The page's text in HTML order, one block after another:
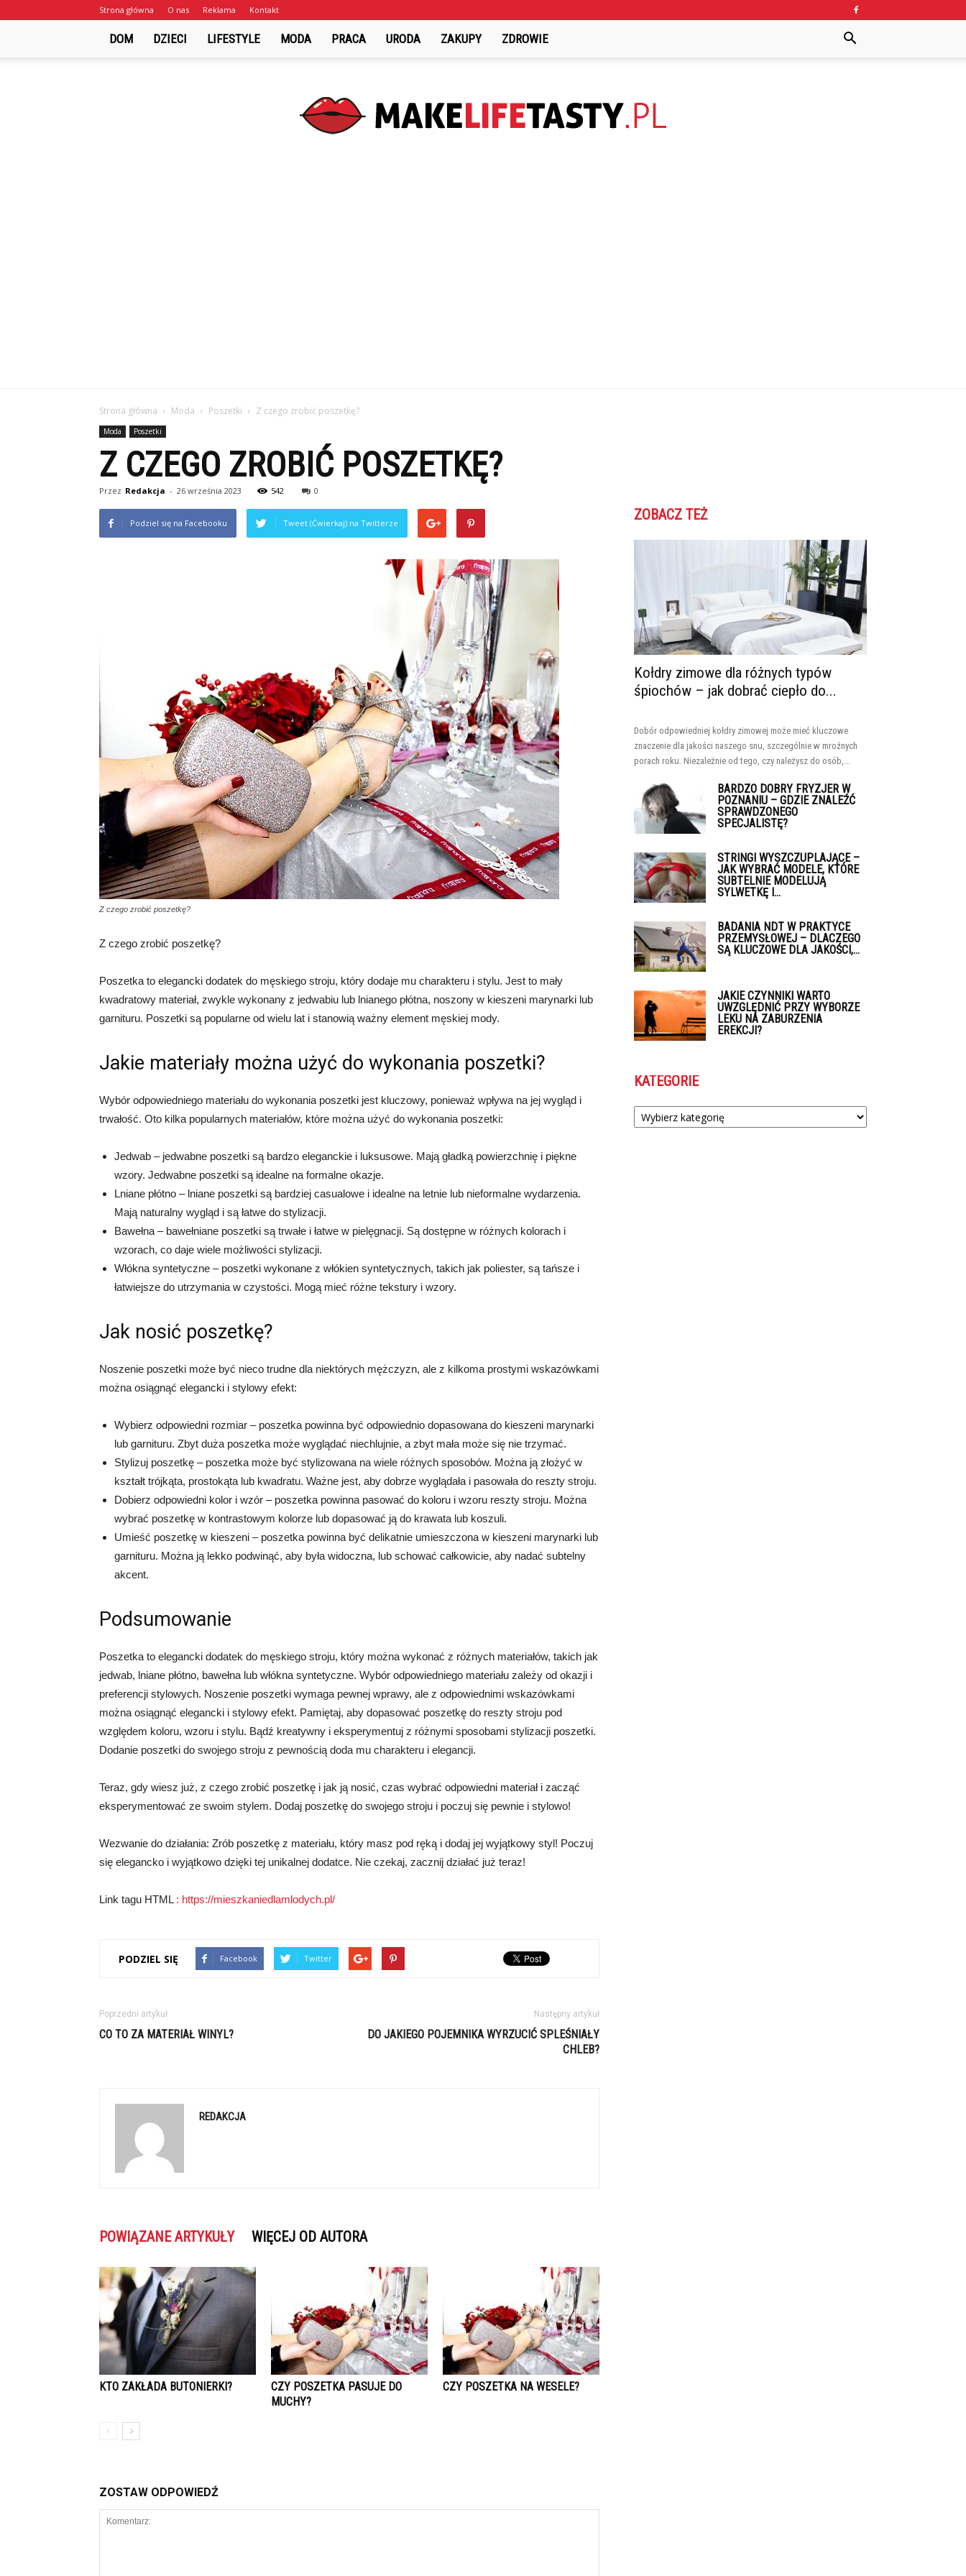
Strona główna O nas Reklama Kontakt
DOM DZIECI LIFESTYLE MODA PRACA URODA ZAKUPY ZDROWIE
Strona główna Moda Poszetki Z czego zrobić poszetkę?
Moda Poszetki
Z CZEGO ZROBIĆ POSZETKĘ?
Przez Redakcja - 26 września 2023 542 0
Podziel się na Facebooku Tweet (Ćwierkaj) na Twitterze
Z czego zrobić poszetkę?
Z czego zrobić poszetkę?
Poszetka to elegancki dodatek do męskiego stroju, który dodaje mu charakteru i stylu. Jest to mały
kwadratowy materiał, zwykle wykonany z jedwabiu lub lnianego płótna, noszony w kieszeni marynarki lub
garnituru. Poszetki są popularne od wielu lat i stanowią ważny element męskiej mody.
Jakie materiały można użyć do wykonania poszetki?
Wybór odpowiedniego materiału do wykonania poszetki jest kluczowy, ponieważ wpływa na jej wygląd i
trwałość. Oto kilka popularnych materiałów, które można użyć do wykonania poszetki:
Jedwab – jedwabne poszetki są bardzo eleganckie i luksusowe. Mają gładką powierzchnię i piękne
wzory. Jedwabne poszetki są idealne na formalne okazje.
Lniane płótno – lniane poszetki są bardziej casualowe i idealne na letnie lub nieformalne wydarzenia.
Mają naturalny wygląd i są łatwe do stylizacji.
Bawełna – bawełniane poszetki są trwałe i łatwe w pielęgnacji. Są dostępne w różnych kolorach i
wzorach, co daje wiele możliwości stylizacji.
Włókna syntetyczne – poszetki wykonane z włókien syntetycznych, takich jak poliester, są tańsze i
łatwiejsze do utrzymania w czystości. Mogą mieć różne tekstury i wzory.
Jak nosić poszetkę?
Noszenie poszetki może być nieco trudne dla niektórych mężczyzn, ale z kilkoma prostymi wskazówkami
można osiągnąć elegancki i stylowy efekt:
Wybierz odpowiedni rozmiar – poszetka powinna być odpowiednio dopasowana do kieszeni marynarki
lub garnituru. Zbyt duża poszetka może wyglądać niechlujnie, a zbyt mała może się nie trzymać.
Stylizuj poszetkę – poszetka może być stylizowana na wiele różnych sposobów. Można ją złożyć w
kształt trójkąta, prostokąta lub kwadratu. Ważne jest, aby dobrze wyglądała i pasowała do reszty stroju.
Dobierz odpowiedni kolor i wzór – poszetka powinna pasować do koloru i wzoru reszty stroju. Można
wybrać poszetkę w kontrastowym kolorze lub dopasować ją do krawata lub koszuli.
Umieść poszetkę w kieszeni – poszetka powinna być delikatnie umieszczona w kieszeni marynarki lub
garnituru. Można ją lekko podwinąć, aby była widoczna, lub schować całkowicie, aby nadać subtelny
akcent.
Podsumowanie
Poszetka to elegancki dodatek do męskiego stroju, który można wykonać z różnych materiałów, takich jak
jedwab, lniane płótno, bawełna lub włókna syntetyczne. Wybór odpowiedniego materiału zależy od okazji i
preferencji stylowych. Noszenie poszetki wymaga pewnej wprawy, ale z odpowiednimi wskazówkami
można osiągnąć elegancki i stylowy efekt. Pamiętaj, aby dopasować poszetkę do reszty stroju pod
względem koloru, wzoru i stylu. Bądź kreatywny i eksperymentuj z różnymi sposobami stylizacji poszetki.
Dodanie poszetki do swojego stroju z pewnością doda mu charakteru i elegancji.
Teraz, gdy wiesz już, z czego zrobić poszetkę i jak ją nosić, czas wybrać odpowiedni materiał i zacząć
eksperymentować ze swoim stylem. Dodaj poszetkę do swojego stroju i poczuj się pewnie i stylowo!
Wezwanie do działania: Zrób poszetkę z materiału, który masz pod ręką i dodaj jej wyjątkowy styl! Poczuj
się elegancko i wyjątkowo dzięki tej unikalnej dodatce. Nie czekaj, zacznij działać już teraz!
Link tagu HTML : https://mieszkaniedlamlodych.pl/
PODZIEL SIĘ Facebook Twitter
Poprzedni artykuł
CO TO ZA MATERIAŁ WINYL?
Następny artykuł
DO JAKIEGO POJEMNIKA WYRZUCIĆ SPLEŚNIAŁY
CHLEB?
REDAKCJA
POWIĄZANE ARTYKUŁY WIĘCEJ OD AUTORA
KTO ZAKŁADA BUTONIERKI?
CZY POSZETKA PASUJE DO
MUCHY?
CZY POSZETKA NA WESELE?
ZOSTAW ODPOWIEDŹ
ZOBACZ TEŻ
Kołdry zimowe dla różnych typów
śpiochów – jak dobrać ciepło do...
Dobór odpowiedniej kołdry zimowej może mieć kluczowe
znaczenie dla jakości naszego snu, szczególnie w mroźnych
porach roku. Niezależnie od tego, czy należysz do osób,...
BARDZO DOBRY FRYZJER W
POZNANIU – GDZIE ZNALEŹĆ
SPRAWDZONEGO
SPECJALISTĘ?
STRINGI WYSZCZUPLAJĄCE –
JAK WYBRAĆ MODELE, KTÓRE
SUBTELNIE MODELUJĄ
SYLWETKĘ I...
BADANIA NDT W PRAKTYCE
PRZEMYSŁOWEJ – DLACZEGO
SĄ KLUCZOWE DLA JAKOŚCI,...
JAKIE CZYNNIKI WARTO
UWZGLĘDNIĆ PRZY WYBORZE
LEKU NA ZABURZENIA
EREKCJI?
KATEGORIE
Kategorie